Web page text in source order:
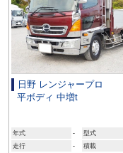
日野 レンジャープロ
平ボディ 中増t
年式 - 型式
走行
- 積載